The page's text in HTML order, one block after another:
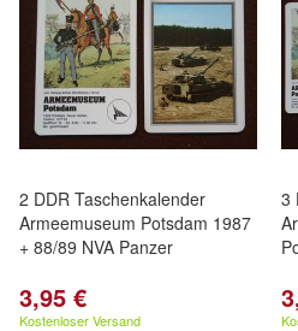
2 DDR Taschenkalender
Armeemuseum Potsdam 1987
+ 88/89 NVA Panzer
3,95 €
Kostenloser Versand
3